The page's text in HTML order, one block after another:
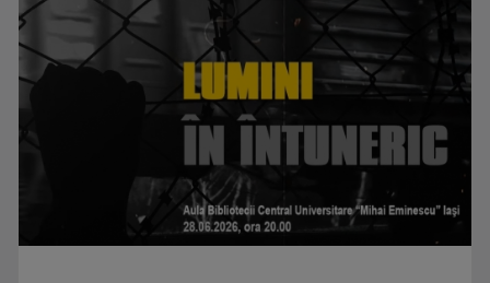
SATUL MEU
Un răgaz în care se vorbeşte despre magia ...
HORIA GUMENI
Prezintă emisiunea de folclor „Cântec și ...